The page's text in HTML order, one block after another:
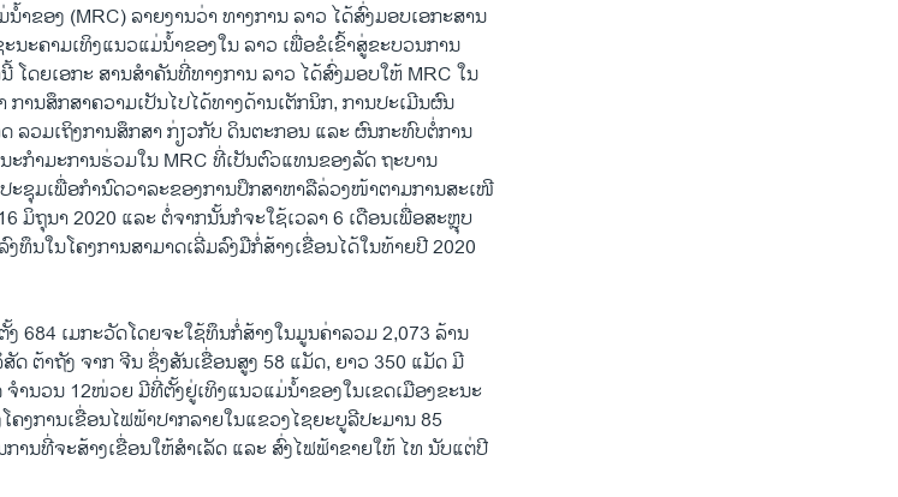
າຂອງ (MRC) ລາຍງານວ່າ ທາງການ ລາວ ໄດ້ສົ່ງມອບເອກະສານ
ນະຄາມເທິງແນວແມ່ນໍ້າຂອງໃນ ລາວ ເພື່ອຂໍເຂົ້າສູ່ຂະບວນການ
ໂດຍເອກະ ສານສຳຄັນທີ່ທາງການ ລາວ ໄດ້ສົ່ງມອບໃຫ້ MRC ໃນ
ານສຶກສາຄວາມເປັນໄປໄດ້ທາງດ້ານເຕັກນິກ,​ ການປະເມີນຜົນ
ລວມເຖິງການສຶກສາ ກ່ຽວກັບ ດິນຕະກອນ ແລະ ຜົນກະທົບຕໍ່ການ
ະກຳມະການຮ່ວມໃນ MRC ທີ່ເປັນຕົວແທນຂອງລັດ ຖະບານ
ະຊຸມເພື່ອກຳນົດວາລະຂອງການປຶກສາຫາລືລ່ວງໜ້າຕາມການສະເໜີ
ມິຖຸນາ 2020 ແລະ ຕໍ່ຈາກນັ້ນກໍຈະໃຊ້ເວລາ 6 ເດືອນເພື່ອສະຫຼຸບ
ນໃນໂຄງການສາມາດເລີ່ມລົງມືກໍ່ສ້າງເຂື່ອນໄດ້ໃນທ້າຍປີ 2020
684 ເມກະວັດໂດຍຈະໃຊ້ທຶນກໍ່ສ້າງໃນມູນຄ່າລວມ 2,073 ລ້ານ
ດ ຕ້າຖັງ ຈາກ ຈີນ ຊຶ່ງສັນເຂື່ອນສູງ 58 ແມັດ, ຍາວ 350 ແມັດ ມີ
ຳນວນ 12​ໜ່ວຍ ມີທີ່ຕັ້ງຢູ່ເທິງແນວແມ່ນໍ້າຂອງໃນເຂດເມືອງຂະນະ
ຄງການເຂື່ອນໄຟຟ້າປາກລາຍໃນແຂວງໄຊຍະບູລີປະມານ 85
ານທີ່ຈະສ້າງເຂື່ອນໃຫ້ສຳເລັດ ແລະ ສົ່ງໄຟຟ້າຂາຍໃຫ້ ໄທ ນັບແຕ່ປີ